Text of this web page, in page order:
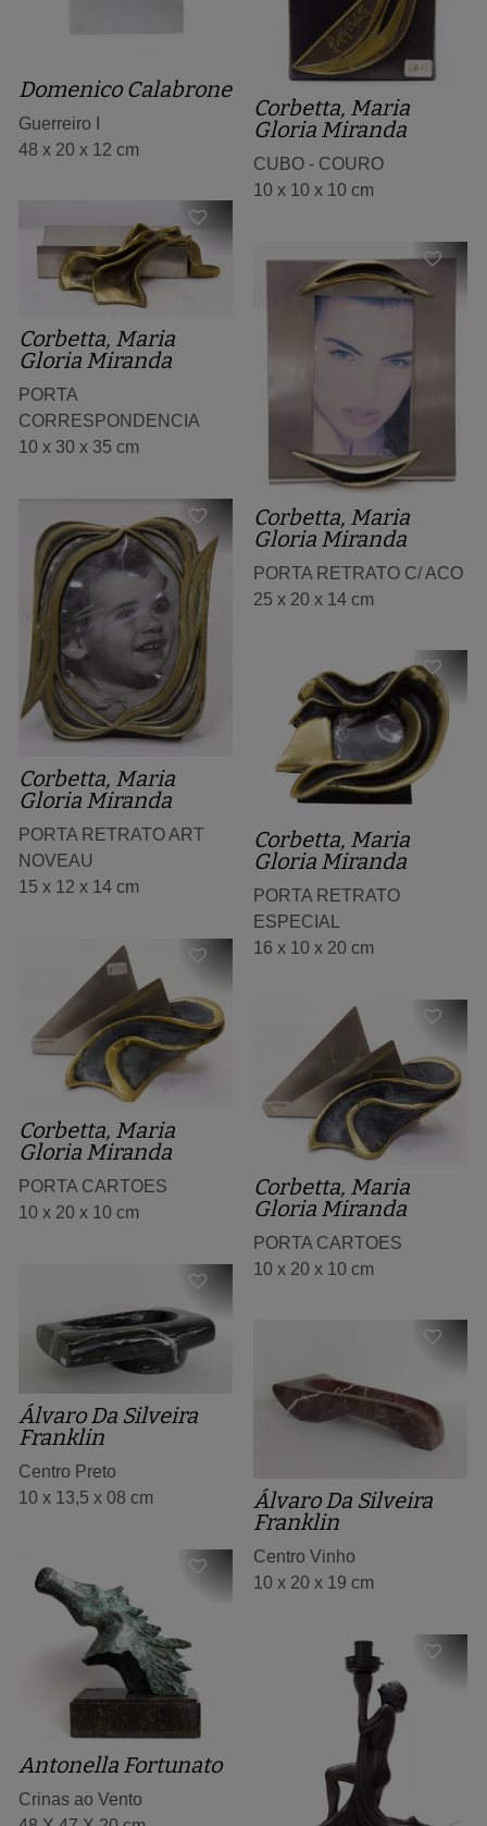
Domenico Calabrone
Guerreiro I
48 x 20 x 12 cm
Corbetta, Maria
Gloria Miranda
CUBO - COURO
10 x 10 x 10 cm
Corbetta, Maria
Gloria Miranda
PORTA
CORRESPONDENCIA
10 x 30 x 35 cm
Corbetta, Maria
Gloria Miranda
PORTA RETRATO C/ ACO
25 x 20 x 14 cm
Corbetta, Maria
Gloria Miranda
PORTA RETRATO ART
NOVEAU
15 x 12 x 14 cm
Corbetta, Maria
Gloria Miranda
PORTA RETRATO
ESPECIAL
16 x 10 x 20 cm
Corbetta, Maria
Gloria Miranda
PORTA CARTOES
10 x 20 x 10 cm
Corbetta, Maria
Gloria Miranda
PORTA CARTOES
10 x 20 x 10 cm
Álvaro Da Silveira
Franklin
Centro Preto
10 x 13,5 x 08 cm
Álvaro Da Silveira
Franklin
Centro Vinho
10 x 20 x 19 cm
Antonella Fortunato
Crinas ao Vento